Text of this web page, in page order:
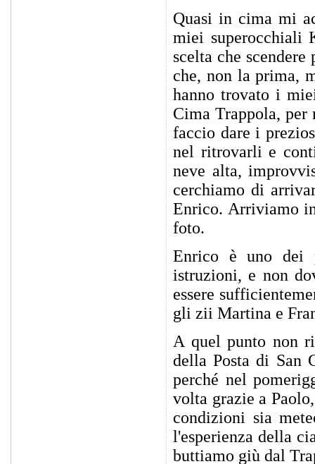
Quasi in cima mi
miei superocchiali
scelta che
che, non la prima,
hanno trovato i
Cima Trappola,
faccio dare i
nel ritrovarli e
neve alta,
cerchiamo di
Enrico. Arriviamo
foto.
Enrico è uno dei
istruzioni, e non
essere
gli zii Martina e
A quel punto non
della Posta di San
perché nel
volta grazie a
condizioni sia
l'esperienza della
buttiamo giù dal